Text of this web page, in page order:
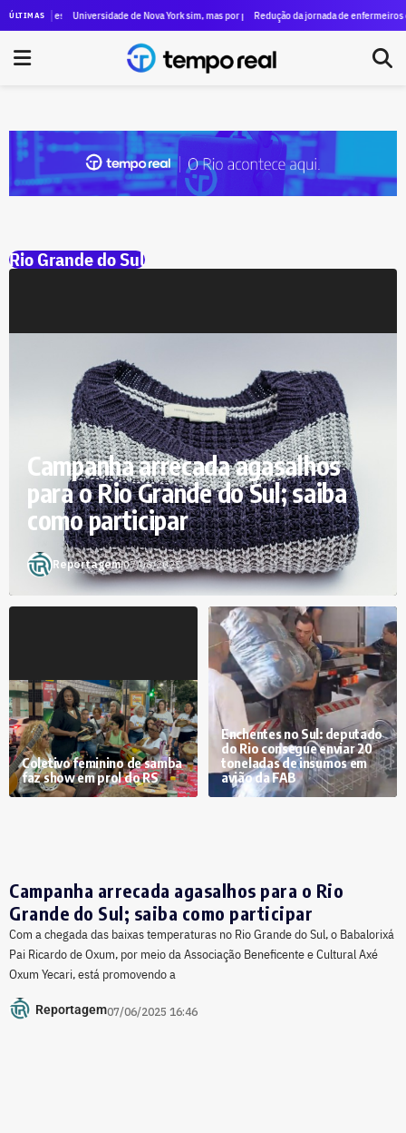
ÚLTIMASnesta quinta (6) com exibição de filmes de 10 países
Universidade de Nova York sim, mas por pouco tempo: curso de André Marinho
Redução da jornada de enfermeiros da
Rio Grande do Sul
Campanha arrecada agasalhos
para o Rio Grande do Sul; saiba
como participar
Reportagem|07/06/2025
Coletivo feminino de samba
faz show em prol do RS
Enchentes no Sul: deputado
do Rio consegue enviar 20
toneladas de insumos em
avião da FAB
Campanha arrecada agasalhos para o Rio
Grande do Sul; saiba como participar
Com a chegada das baixas temperaturas no Rio Grande do Sul, o Babalorixá
Pai Ricardo de Oxum, por meio da Associação Beneficente e Cultural Axé
Oxum Yecari, está promovendo a
Reportagem07/06/2025 16:46